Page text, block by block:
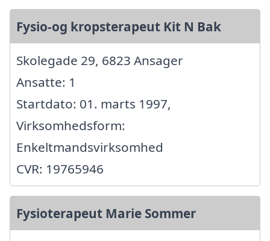
Fysio-og kropsterapeut Kit N Bak
Skolegade 29, 6823 Ansager
Ansatte: 1
Startdato: 01. marts 1997,
Virksomhedsform:
Enkeltmandsvirksomhed
CVR: 19765946
Fysioterapeut Marie Sommer